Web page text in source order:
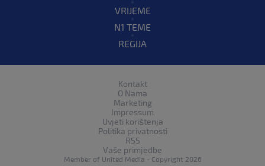
VRIJEME
N1 TEME
REGIJA
Kontakt
O Nama
Marketing
Impressum
Uvjeti korištenja
Politika privatnosti
RSS
Vaše primjedbe
Member of United Media - Copyright 2026